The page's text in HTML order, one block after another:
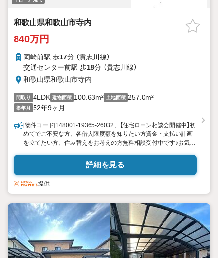
和歌山県和歌山市寺内
840万円
岡崎前駅 歩17分 （貴志川線）
交通センター前駅 歩18分 （貴志川線）
和歌山県和歌山市寺内
間取り 4LDK 建物面積 100.63m² 土地面積 257.0m²
築年月 52年9ヶ月
[物件コード]148001-19365-26032、【住宅ローン相談会開催中】初
めてでご不安な方、各借入限度額を知りたい方資金・支払い計画
を立てたい方、住み替えをお考えの方無料相談受付中です♪お気軽
詳細を見る
提供